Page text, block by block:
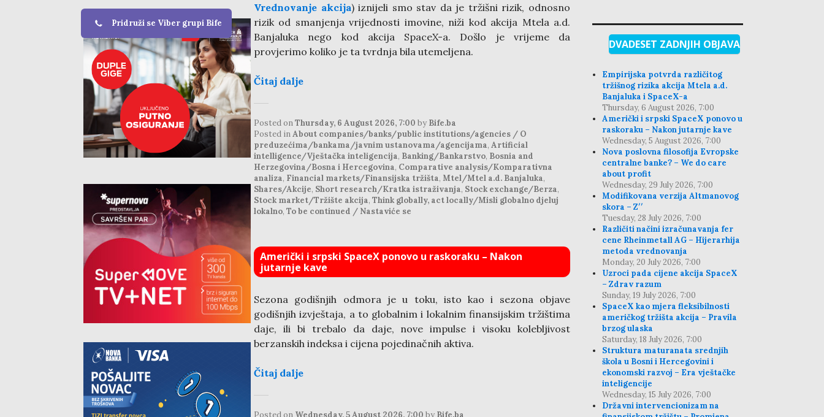
Vrednovanje akcija) iznijeli smo stav da je tržišni rizik, odnosno
rizik od smanjenja vrijednosti imovine, niži kod akcija Mtela a.d.
Banjaluka nego kod akcija SpaceX-a. Došlo je vrijeme da
provjerimo koliko je ta tvrdnja bila utemeljena.
Čitaj dalje
Posted onThursday, 6 August 2026, 7:00 by Bife.ba
Posted inAbout companies/banks/public institutions/agencies / O
preduzećima/bankama/javnim ustanovama/agencijama, Artificial
intelligence/Vještačka inteligencija, Banking/Bankarstvo, Bosnia and
Herzegovina/Bosna i Hercegovina, Comparative analysis/Komparativna
analiza, Financial markets/Finansijska tržišta, Mtel/Mtel a.d. Banjaluka,
Shares/Akcije, Short research/Kratka istraživanja, Stock exchange/Berza,
Stock market/Tržište akcija, Think globally, act locally/Misli globalno djeluj
lokalno, To be continued / Nastaviće se
Američki i srpski SpaceX ponovo u raskoraku – Nakon
jutarnje kave
Sezona godišnjih odmora je u toku, isto kao i sezona objave
godišnjih izvještaja, a to globalnim i lokalnim finansijskim tržištima
daje, ili bi trebalo da daje, nove impulse i visoku kolebljivost
berzanskih indeksa i cijena pojedinačnih aktiva.
Čitaj dalje
Posted on Wednesday, 5 August 2026, 7:00 by Bife.ba
Pridruži se Viber grupi Bife
DVADESET ZADNJIH OBJAVA
Empirijska potvrda različitog
tržišnog rizika akcija Mtela a.d.
Banjaluka i SpaceX-a
Thursday, 6 August 2026, 7:00
Američki i srpski SpaceX ponovo u
raskoraku – Nakon jutarnje kave
Wednesday, 5 August 2026, 7:00
Nova poslovna filosofija Evropske
centralne banke? – We do care
about profit
Wednesday, 29 July 2026, 7:00
Modifikovana verzija Altmanovog
skora – Z′′
Tuesday, 28 July 2026, 7:00
Različiti načini izračunavanja fer
cene Rheinmetall AG – Hijerarhija
metoda vrednovanja
Monday, 20 July 2026, 7:00
Uzroci pada cijene akcija SpaceX
– Zdrav razum
Sunday, 19 July 2026, 7:00
SpaceX kao mjera fleksibilnosti
američkog tržišta akcija – Pravila
brzog ulaska
Saturday, 18 July 2026, 7:00
Struktura maturanata srednjih
škola u Bosni i Hercegovini i
ekonomski razvoj – Era vještačke
inteligencije
Wednesday, 15 July 2026, 7:00
Državni intervencionizam na